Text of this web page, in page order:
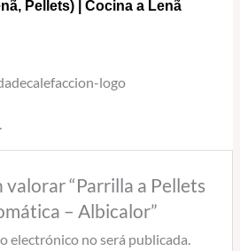
Pellets) | Cocina a Lenã
valorar “Parrilla a Pellets
– Albicalor”
electrónico no será publicada.